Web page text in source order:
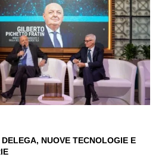
NUOVE TECNOLOGIE E